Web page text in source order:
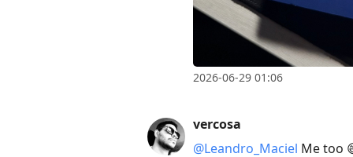
2026-06-29 01:06
vercosa
@Leandro Maciel Me too